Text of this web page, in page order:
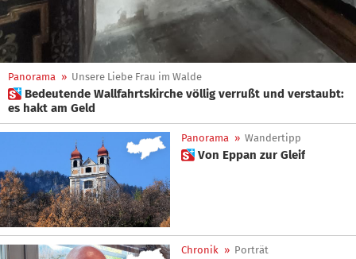
Panorama » Unsere Liebe Frau im Walde
 Bedeutende Wallfahrtskirche völlig verrußt und verstaubt:
es hakt am Geld
Panorama » Wandertipp
 Von Eppan zur Gleif
Chronik » Porträt